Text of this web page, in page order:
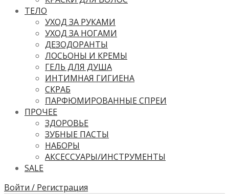
ТЕЛО
УХОД ЗА РУКАМИ
УХОД ЗА НОГАМИ
ДЕЗОДОРАНТЫ
ЛОСЬОНЫ И КРЕМЫ
ГЕЛЬ ДЛЯ ДУША
ИНТИМНАЯ ГИГИЕНА
СКРАБ
ПАРФЮМИРОВАННЫЕ СПРЕИ
ПРОЧЕЕ
ЗДОРОВЬЕ
ЗУБНЫЕ ПАСТЫ
НАБОРЫ
АКСЕССУАРЫ/ИНСТРУМЕНТЫ
SALE
Войти / Регистрация